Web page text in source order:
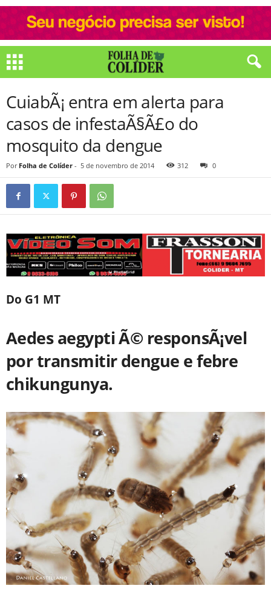
CuiabÃ¡ entra em alerta para
casos de infestaÃ§Ã£o do
mosquito da dengue
Por Folha de Colíder - 5 de novembro de 2014 312 0
Do G1 MT
Aedes aegypti Ã© responsÃ¡vel
por transmitir dengue e febre
chikungunya.